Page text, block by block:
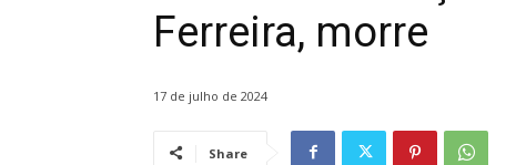
Ferreira, morre
17 de julho de 2024
Share